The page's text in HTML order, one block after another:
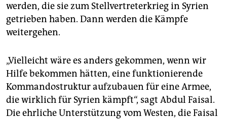
werden, die sie zum Stellvertreterkrieg in Syrien
getrieben haben. Dann werden die Kämpfe
weitergehen.
„Vielleicht wäre es anders gekommen, wenn wir
Hilfe bekommen hätten, eine funktionierende
Kommandostruktur aufzubauen für eine Armee,
die wirklich für Syrien kämpft“, sagt Abdul Faisal.
Die ehrliche Unterstützung vom Westen, die Faisal